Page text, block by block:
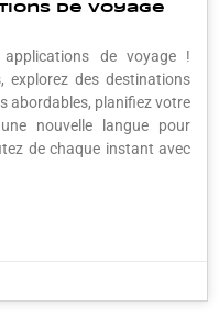
de voyage
de voyage !
explorez des destinations
abordables, planifiez votre
nouvelle langue pour
de chaque instant avec